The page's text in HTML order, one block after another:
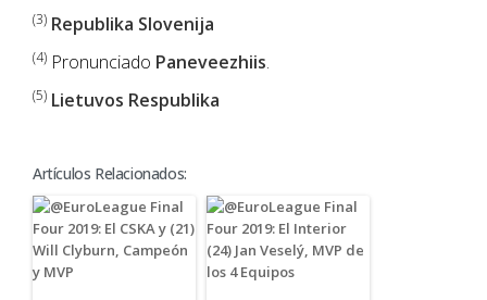
(3) Republika Slovenija
(4) Pronunciado Paneveezhiis.
(5) Lietuvos Respublika
Artículos Relacionados: